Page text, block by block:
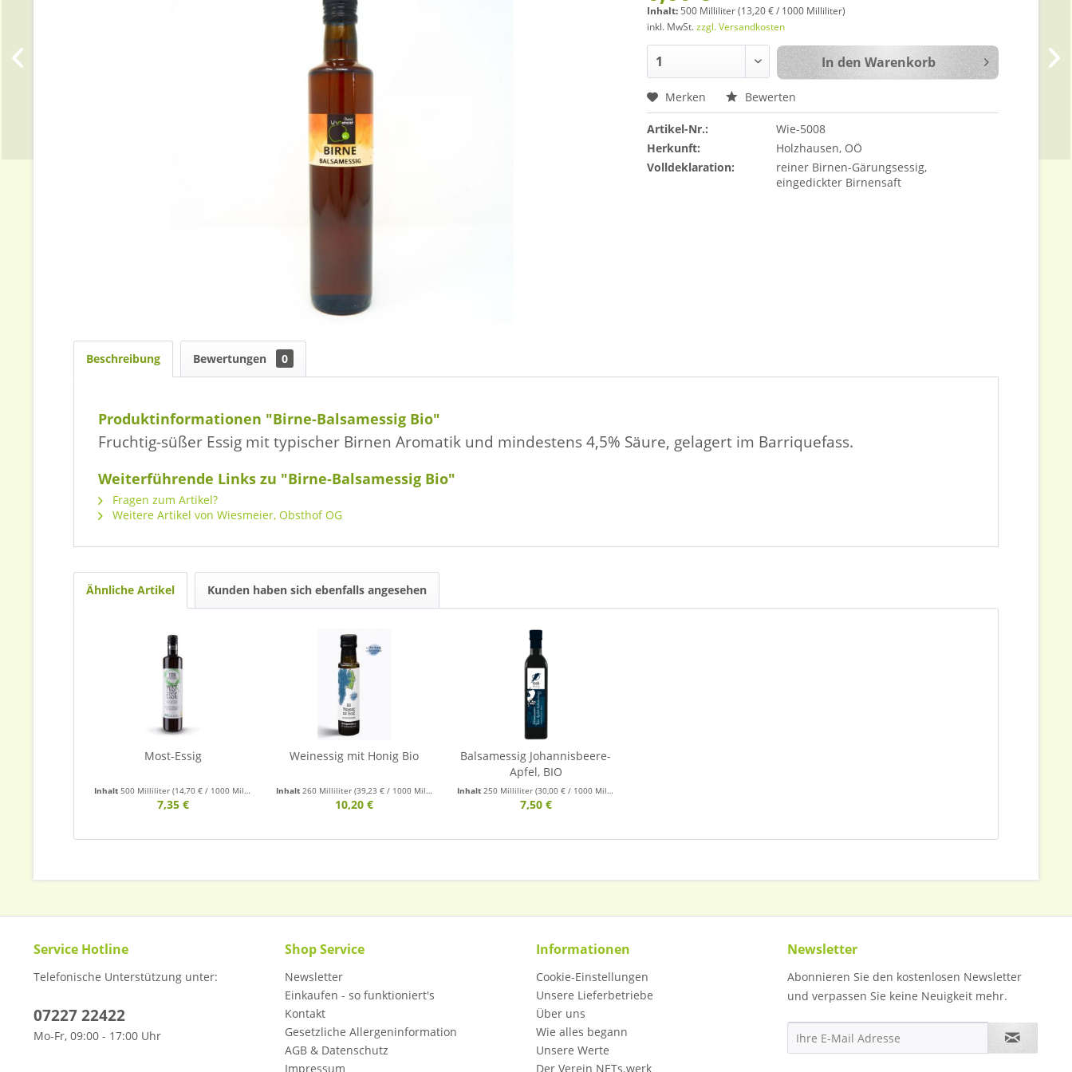
Inhalt: 500 Milliliter (13,20 € / 1000 Milliliter)
inkl. MwSt.zzgl. Versandkosten
In den Warenkorb
Merken Bewerten
Artikel-Nr.:
Wie-5008
Herkunft:
Holzhausen, OÖ
Volldeklaration:
reiner Birnen-Gärungsessig,
eingedickter Birnensaft
Beschreibung Bewertungen 0
Produktinformationen "Birne-Balsamessig Bio"
Fruchtig-süßer Essig mit typischer Birnen Aromatik und mindestens 4,5% Säure, gelagert im Barriquefass.
Weiterführende Links zu "Birne-Balsamessig Bio"
Fragen zum Artikel?
Weitere Artikel von Wiesmeier, Obsthof OG
Ähnliche Artikel Kunden haben sich ebenfalls angesehen
Most-Essig
Inhalt 500 Milliliter (14,70 € / 1000 Milliliter)
7,35 €
Weinessig mit Honig Bio
Inhalt 260 Milliliter (39,23 € / 1000 Milliliter)
10,20 €
Balsamessig Johannisbeere-
Apfel, BIO
Inhalt250 Milliliter(30,00 € / 1000 Milliliter)
7,50 €
Service Hotline
Telefonische Unterstützung unter:
07227 22422
Mo-Fr, 09:00 - 17:00 Uhr
Shop Service
Newsletter
Einkaufen - so funktioniert's
Kontakt
Gesetzliche Allergeninformation
AGB & Datenschutz
Impressum
Informationen
Cookie-Einstellungen
Unsere Lieferbetriebe
Über uns
Wie alles begann
Unsere Werte
Der Verein NETs.werk
Newsletter
Abonnieren Sie den kostenlosen Newsletter
und verpassen Sie keine Neuigkeit mehr.